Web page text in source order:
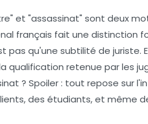
et "assassinat" sont deux
français fait une distinction
qu'une subtilité de juriste.
retenue par les
? Spoiler : tout repose sur
des étudiants, et même